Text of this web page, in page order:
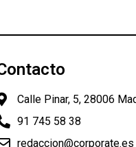
Calle Pinar, 5, 28006
91 745 58 38
redaccion@corporate.es